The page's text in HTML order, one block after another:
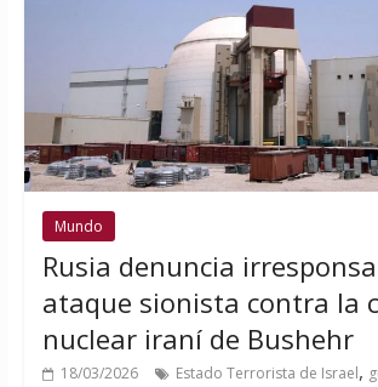
Mundo
Rusia denuncia
ataque sionista contra la
nuclear iraní de Bushehr
18/03/2026 Estado Terrorista de Israel,